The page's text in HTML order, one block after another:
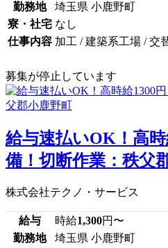
勤務地
埼玉県 小鹿野町
寮・社宅 なし
仕事内容 加工 / 建築系工場 / 交
募集が停止しています
給与速払いOK！高
備！切断作業：秩父
株式会社テクノ・サービス
給与 時給1,300円〜
勤務地
埼玉県 小鹿野町